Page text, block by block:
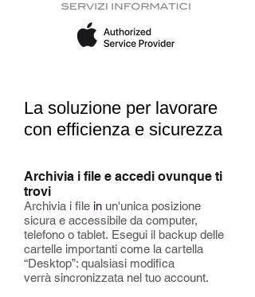
La soluzione per lavorare
con efficienza e sicurezza
Archivia i file e accedi ovunque ti
trovi
Archivia i file in un'unica posizione
sicura e accessibile da computer,
telefono o tablet. Esegui il backup delle
cartelle importanti come la cartella
“Desktop”: qualsiasi modifica
verrà sincronizzata nel tuo account.